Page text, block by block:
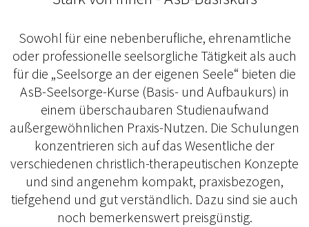
Sowohl für eine nebenberufliche, ehrenamtliche
oder professionelle seelsorgliche Tätigkeit als auch
für die „Seelsorge an der eigenen Seele“ bieten die
AsB-Seelsorge-Kurse (Basis- und Aufbaukurs) in
einem überschaubaren Studienaufwand
außergewöhnlichen Praxis-Nutzen. Die Schulungen
konzentrieren sich auf das Wesentliche der
verschiedenen christlich-therapeutischen Konzepte
und sind angenehm kompakt, praxisbezogen,
tiefgehend und gut verständlich. Dazu sind sie auch
noch bemerkenswert preisgünstig.